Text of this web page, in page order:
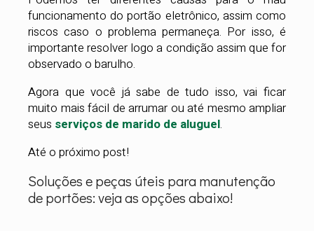
funcionamento do portão eletrônico, assim como
riscos caso o problema permaneça. Por isso, é
importante resolver logo a condição assim que for
observado o barulho.
Agora que você já sabe de tudo isso, vai ficar
muito mais fácil de arrumar ou até mesmo ampliar
seus serviços de marido de aluguel.
Até o próximo post!
Soluções e peças úteis para manutenção
de portões: veja as opções abaixo!